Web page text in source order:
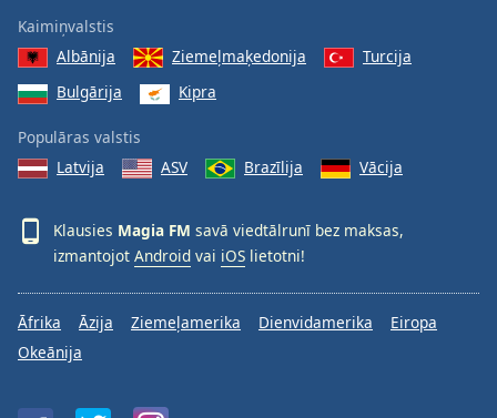
Kaimiņvalstis
Albānija
Ziemeļmaķedonija
Turcija
Bulgārija
Kipra
Populāras valstis
Latvija
ASV Brazīlija Vācija
Klausies Magia FM savā viedtālrunī bez maksas,
izmantojot Android vai iOS lietotni!
Āfrika Āzija Ziemeļamerika Dienvidamerika
Eiropa
Okeānija